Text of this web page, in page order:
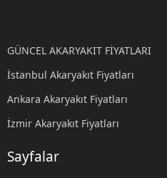
GÜNCEL AKARYAKIT FİYATLARI
İstanbul Akaryakıt Fiyatları
Ankara Akaryakıt Fiyatları
İzmir Akaryakıt Fiyatları
Sayfalar